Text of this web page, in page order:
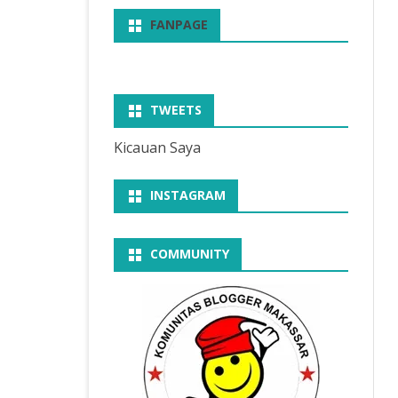
FANPAGE
TWEETS
Kicauan Saya
INSTAGRAM
COMMUNITY